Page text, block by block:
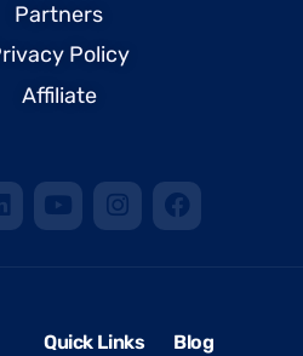
Partners
Policy
Affiliate
Quick Links
Blog